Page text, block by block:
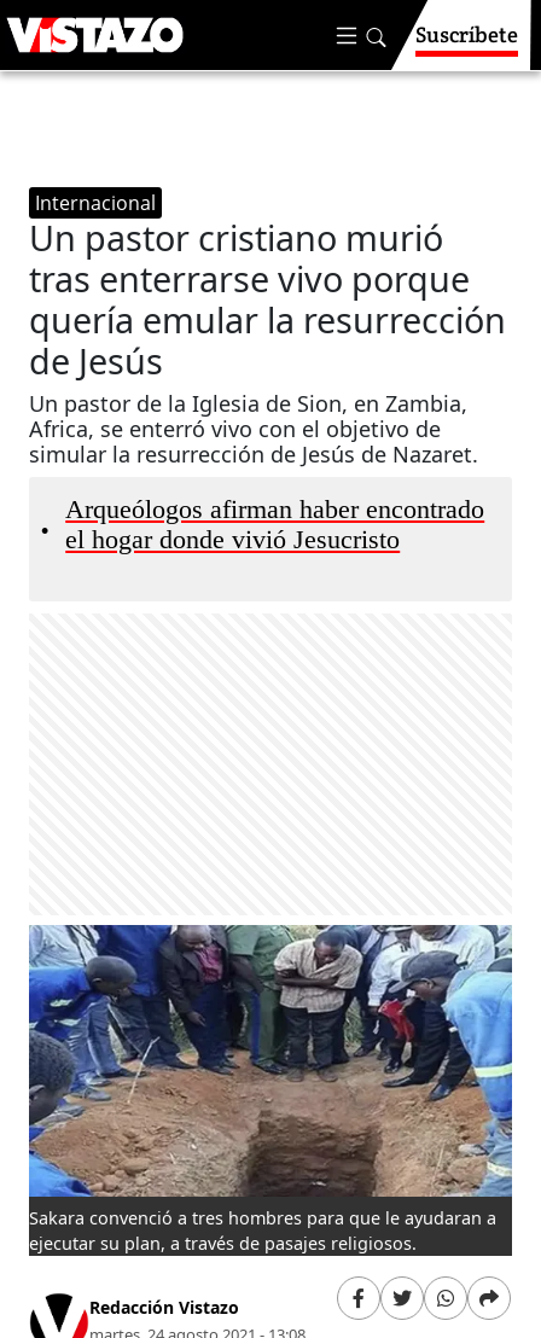
Suscríbete
Internacional
Un pastor cristiano murió
tras enterrarse vivo porque
quería emular la resurrección
de Jesús
Un pastor de la Iglesia de Sion, en Zambia,
Africa, se enterró vivo con el objetivo de
simular la resurrección de Jesús de Nazaret.
•
Arqueólogos afirman haber encontrado
el hogar donde vivió Jesucristo
Sakara convenció a tres hombres para que le ayudaran a
ejecutar su plan, a través de pasajes religiosos.
Redacción Vistazo